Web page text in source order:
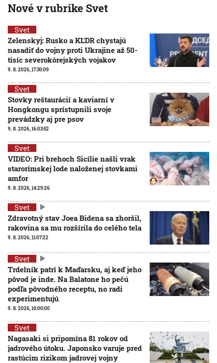
Nové v rubrike Svet
Svet
Zelenskyj: Rusko a KĽDR chystajú
nasadiť do vojny proti Ukrajine až 50-
tisíc severokórejských vojakov
9. 8. 2026, 17:30:09
Svet
Stovky reštaurácií a kaviarní v
Hongkongu sprístupnili svoje
prevádzky aj pre psov
9. 8. 2026, 16:03:52
Svet
VIDEO: Pri brehoch Sicílie našli vrak
starorímskej lode naloženej stovkami
amfor
9. 8. 2026, 14:29:26
Svet
Zdravotný stav Joea Bidena sa zhoršil,
rakovina sa mu rozšírila do celého tela
9. 8. 2026, 11:07:22
Svet
Trdelník patrí k Maďarsku, aj keď jeho
pôvod je inde. Na Balatone ho pečú
podľa pôvodného receptu, no radi
experimentujú
9. 8. 2026, 10:00:00
Svet
Nagasaki si pripomína 81 rokov od
jadrového útoku. Japonsko varuje pred
rastúcim rizikom jadrovej vojny